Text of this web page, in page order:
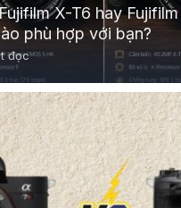
X-T6 hay
phù hợp với bạn?
đọc